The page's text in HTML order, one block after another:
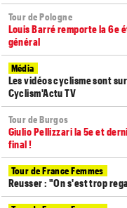
Tour de Pologne
Louis Barré remporte la 6e
général
Média
Les vidéos cyclisme sont
Cyclism'Actu TV
Tour de Burgos
Giulio Pellizzari la 5e et
final !
Tour de France Femmes
Reusser : "On s'est trop